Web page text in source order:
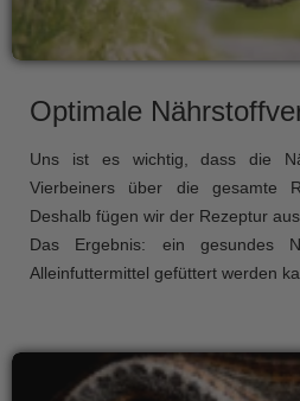
Optimale
Uns ist es wichtig, dass die
Vierbeiners über die gesamte
Deshalb fügen wir der Rezeptur
Das Ergebnis: ein gesundes
Alleinfuttermittel gefüttert werden